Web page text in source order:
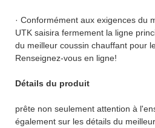
· Conformément aux exigences du
UTK saisira fermement la ligne
du meilleur coussin chauffant pour
Renseignez-vous en ligne!
Détails du produit
prête non seulement attention à
également sur les détails du